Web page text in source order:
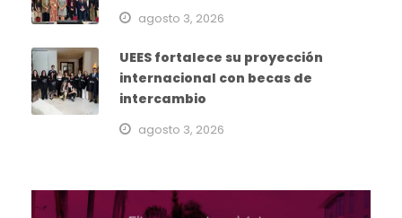
agosto 3, 2026
UEES fortalece su proyección
internacional con becas de
intercambio
agosto 3, 2026